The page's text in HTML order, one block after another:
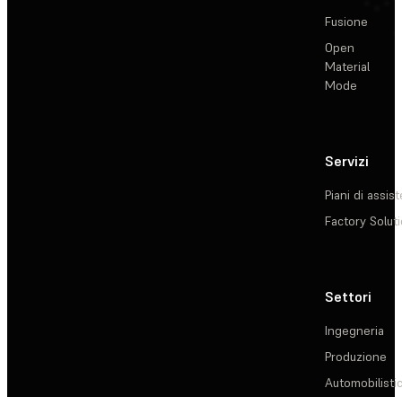
Fusione
Open
Material
Mode
Servizi
Piani di
Factory
Settori
Ingegneria
Produzione